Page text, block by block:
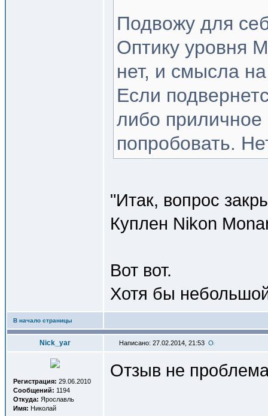
Подвожу для
Оптику уровня
нет, и смысла
Если
либо приличное
попробовать.
"Итак, вопрос
Куплен Nikon
Вот вот.
Хотя бы
В начало страницы
Nick_yar Написано: 27.02.2014, 21:53
Регистрация: 29.06.2010
Сообщений: 1194
Откуда: Ярославль
Имя: Николай
Отзыв не